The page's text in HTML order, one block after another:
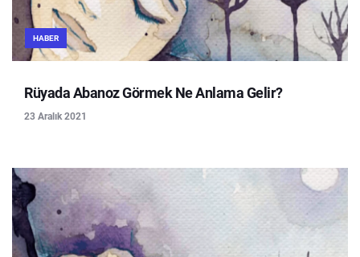
HABER
Rüyada Abanoz Görmek Ne Anlama Gelir?
23 Aralık 2021